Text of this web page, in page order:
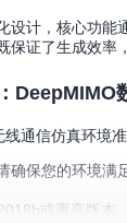
设计，核心功能
保证了生成效率
DeepMIMO
线通信仿真环境
确保您的环境满
或更高版本